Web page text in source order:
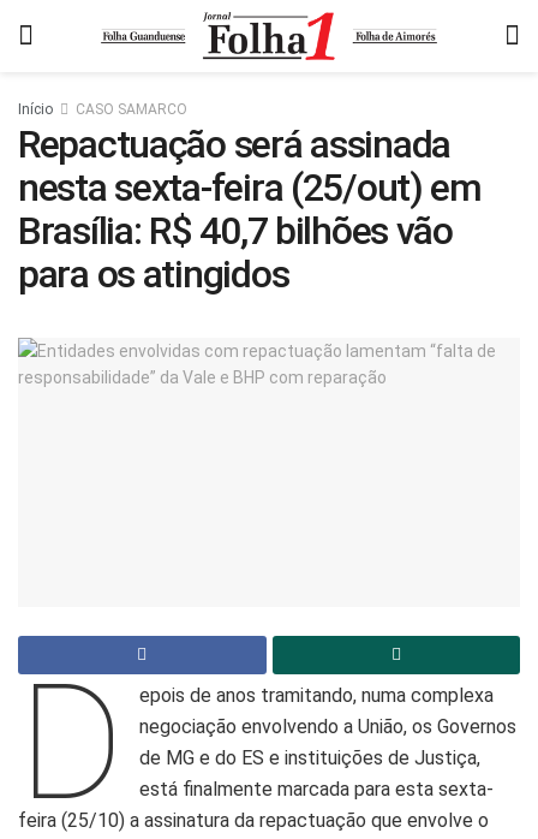
Início CASO SAMARCO
Repactuação será assinada
nesta sexta-feira (25/out) em
Brasília: R$ 40,7 bilhões vão
para os atingidos
D
epois de anos tramitando, numa complexa
negociação envolvendo a União, os Governos
de MG e do ES e instituições de Justiça,
está finalmente marcada para esta sexta-
feira (25/10) a assinatura da repactuação que envolve o